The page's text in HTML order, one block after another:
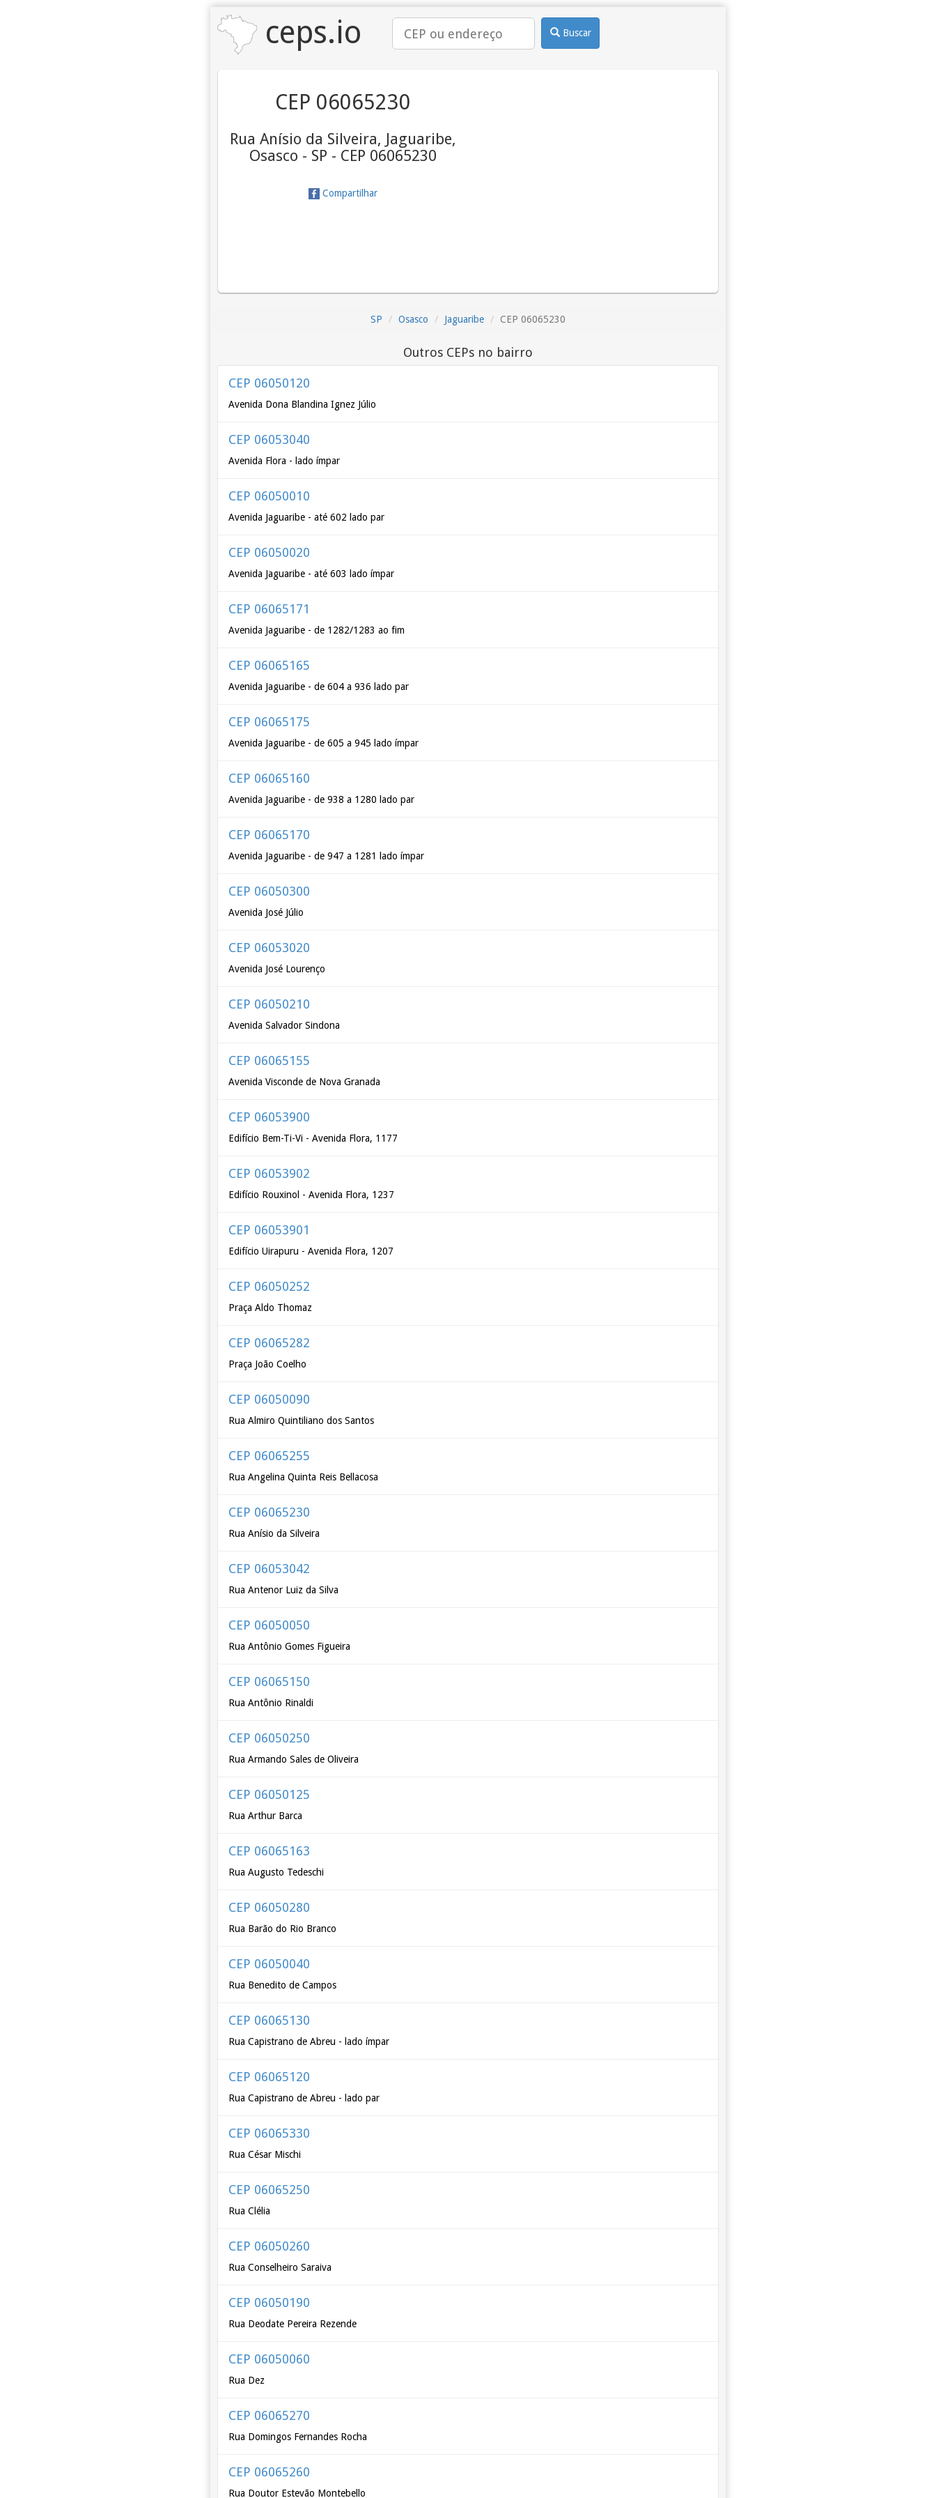
ceps.io Buscar
CEP 06065230
Rua Anísio da Silveira, Jaguaribe,
Osasco - SP - CEP 06065230
Compartilhar
SP Osasco Jaguaribe CEP 06065230
Outros CEPs no bairro
CEP 06050120
Avenida Dona Blandina Ignez Júlio
CEP 06053040
Avenida Flora - lado ímpar
CEP 06050010
Avenida Jaguaribe - até 602 lado par
CEP 06050020
Avenida Jaguaribe - até 603 lado ímpar
CEP 06065171
Avenida Jaguaribe - de 1282/1283 ao fim
CEP 06065165
Avenida Jaguaribe - de 604 a 936 lado par
CEP 06065175
Avenida Jaguaribe - de 605 a 945 lado ímpar
CEP 06065160
Avenida Jaguaribe - de 938 a 1280 lado par
CEP 06065170
Avenida Jaguaribe - de 947 a 1281 lado ímpar
CEP 06050300
Avenida José Júlio
CEP 06053020
Avenida José Lourenço
CEP 06050210
Avenida Salvador Sindona
CEP 06065155
Avenida Visconde de Nova Granada
CEP 06053900
Edifício Bem-Ti-Vi - Avenida Flora, 1177
CEP 06053902
Edifício Rouxinol - Avenida Flora, 1237
CEP 06053901
Edifício Uirapuru - Avenida Flora, 1207
CEP 06050252
Praça Aldo Thomaz
CEP 06065282
Praça João Coelho
CEP 06050090
Rua Almiro Quintiliano dos Santos
CEP 06065255
Rua Angelina Quinta Reis Bellacosa
CEP 06065230
Rua Anísio da Silveira
CEP 06053042
Rua Antenor Luiz da Silva
CEP 06050050
Rua Antônio Gomes Figueira
CEP 06065150
Rua Antônio Rinaldi
CEP 06050250
Rua Armando Sales de Oliveira
CEP 06050125
Rua Arthur Barca
CEP 06065163
Rua Augusto Tedeschi
CEP 06050280
Rua Barão do Rio Branco
CEP 06050040
Rua Benedito de Campos
CEP 06065130
Rua Capistrano de Abreu - lado ímpar
CEP 06065120
Rua Capistrano de Abreu - lado par
CEP 06065330
Rua César Mischi
CEP 06065250
Rua Clélia
CEP 06050260
Rua Conselheiro Saraiva
CEP 06050190
Rua Deodate Pereira Rezende
CEP 06050060
Rua Dez
CEP 06065270
Rua Domingos Fernandes Rocha
CEP 06065260
Rua Doutor Estevão Montebello